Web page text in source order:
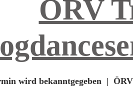
ÖRV
wird bekanntgegeben
  |